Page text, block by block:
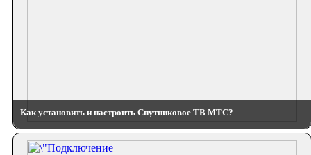
Как установить и настроить Спутниковое ТВ МТС?